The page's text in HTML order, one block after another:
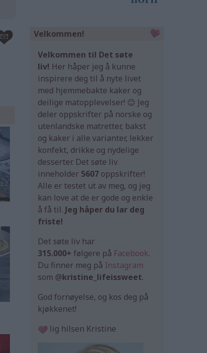
Velkommen!
Velkommen til Det søte
liv! Her håper jeg å kunne
inspirere deg til å nyte livet
med hjemmebakte kaker og
deilige matopplevelser! 😊 Jeg
deler oppskrifter på norske og
utenlandske matretter, bakst
og kaker i alle varianter, lekker
konfekt, drikke og nydelige
desserter. Det søte liv
inneholder 5607 oppskrifter!
Alle er testet ut av meg, og jeg
kan love at de er gode og enkle
å få til. Jeg håper du lar deg
friste!
Det søte liv har
315.000+ følgere på Facebook.
Du finner meg på Instagram
som @kristine_lifeissweet.
God fornøyelse, og kos deg på
kjøkkenet!
lig hilsen Kristine